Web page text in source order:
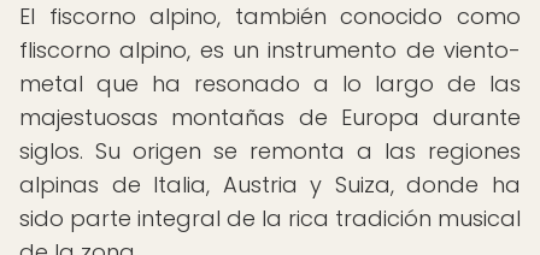
El fiscorno alpino, también conocido como
fliscorno alpino, es un instrumento de viento-
metal que ha resonado a lo largo de las
majestuosas montañas de Europa durante
siglos. Su origen se remonta a las regiones
alpinas de Italia, Austria y Suiza, donde ha
sido parte integral de la rica tradición musical